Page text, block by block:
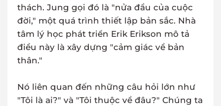
thách. Jung gọi đó là "nửa đầu của cuộc
đời," một quá trình thiết lập bản sắc. Nhà
tâm lý học phát triển Erik Erikson mô tả
điều này là xây dựng "cảm giác về bản
thân."
Nó liên quan đến những câu hỏi lớn như
"Tôi là ai?" và "Tôi thuộc về đâu?" Chúng ta